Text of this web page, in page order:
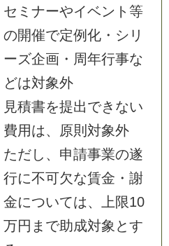
セミナーやイベント等
の開催で定例化・シリ
ーズ企画・周年行事な
どは対象外
見積書を提出できない
費用は、原則対象外
ただし、申請事業の遂
行に不可欠な賃金・謝
金については、上限10
万円まで助成対象とす